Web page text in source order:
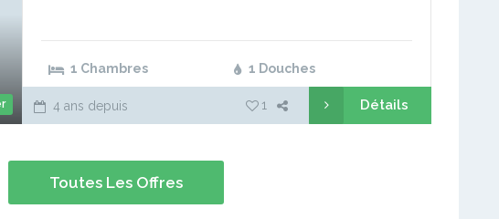
1 Chambres 1 Douches
4 ans depuis 1 Détails
Toutes Les Offres